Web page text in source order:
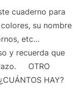
cuaderno para
su nombre
etc…
y recuerda que
OTRO
HAY?